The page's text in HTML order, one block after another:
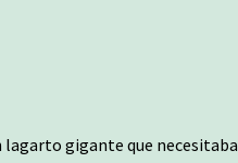
gigante que necesitaba